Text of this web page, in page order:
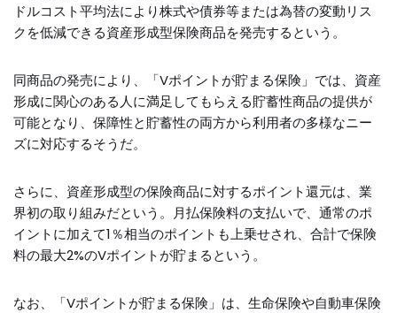
ドルコスト平均法により株式や債券等または為替の変動リス
クを低減できる資産形成型保険商品を発売するという。
同商品の発売により、「Vポイントが貯まる保険」では、資産
形成に関心のある人に満足してもらえる貯蓄性商品の提供が
可能となり、保障性と貯蓄性の両方から利用者の多様なニー
ズに対応するそうだ。
さらに、資産形成型の保険商品に対するポイント還元は、業
界初の取り組みだという。月払保険料の支払いで、通常のポ
イントに加えて1％相当のポイントも上乗せされ、合計で保険
料の最大2%のVポイントが貯まるという。
なお、「Vポイントが貯まる保険」は、生命保険や自動車保険